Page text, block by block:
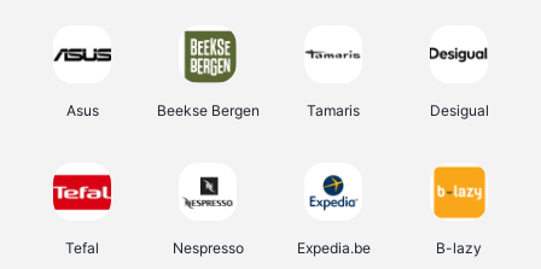
Asus Beekse Bergen Tamaris Desigual
Tefal Nespresso Expedia.be B-lazy